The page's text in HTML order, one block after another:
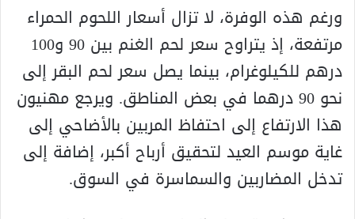
ورغم هذه الوفرة، لا تزال أسعار اللحوم الحمراء
مرتفعة، إذ يتراوح سعر لحم الغنم بين 90 و100
درهم للكيلوغرام، بينما يصل سعر لحم البقر إلى
نحو 90 درهما في بعض المناطق. ويرجع مهنيون
هذا الارتفاع إلى احتفاظ المربين بالأضاحي إلى
غاية موسم العيد لتحقيق أرباح أكبر، إضافة إلى
تدخل المضاربين والسماسرة في السوق.